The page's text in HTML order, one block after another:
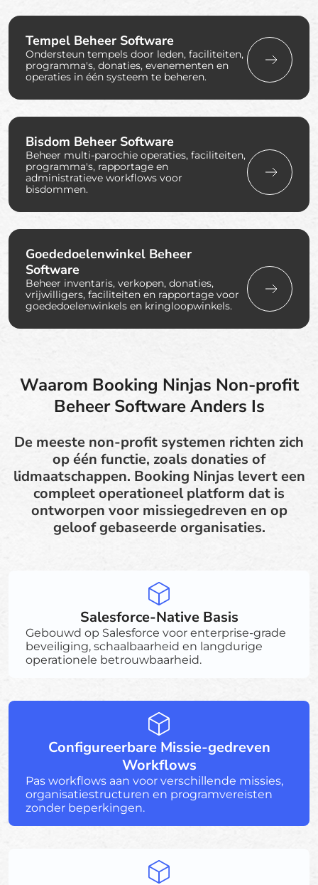
Tempel Beheer Software
Ondersteun tempels door leden, faciliteiten,
programma's, donaties, evenementen en
operaties in één systeem te beheren.
Bisdom Beheer Software
Beheer multi-parochie operaties, faciliteiten,
programma's, rapportage en
administratieve workflows voor
bisdommen.
Goededoelenwinkel Beheer
Software
Beheer inventaris, verkopen, donaties,
vrijwilligers, faciliteiten en rapportage voor
goededoelenwinkels en kringloopwinkels.
Waarom Booking Ninjas Non-profit
Beheer Software Anders Is
De meeste non-profit systemen richten zich
op één functie, zoals donaties of
lidmaatschappen. Booking Ninjas levert een
compleet operationeel platform dat is
ontworpen voor missiegedreven en op
geloof gebaseerde organisaties.
Salesforce-Native Basis
Gebouwd op Salesforce voor enterprise-grade
beveiliging, schaalbaarheid en langdurige
operationele betrouwbaarheid.
Configureerbare Missie-gedreven
Workflows
Pas workflows aan voor verschillende missies,
organisatiestructuren en programvereisten
zonder beperkingen.